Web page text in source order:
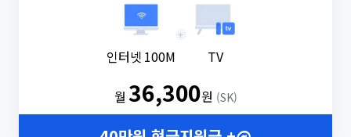
인터넷 100M
+
TV
월36,300원 (SK)